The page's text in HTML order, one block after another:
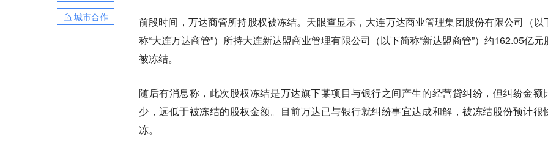
城市合作
前段时间，万达商管所持股权被冻结。天眼查显示，大连万达商业管理集团股份有限公司（以
称“大连万达商管”）所持大连新达盟商业管理有限公司（以下简称“新达盟商管”）约162.05亿元
被冻结。
随后有消息称，此次股权冻结是万达旗下某项目与银行之间产生的经营贷纠纷，但纠纷金额
少，远低于被冻结的股权金额。目前万达已与银行就纠纷事宜达成和解，被冻结股份预计很
冻。